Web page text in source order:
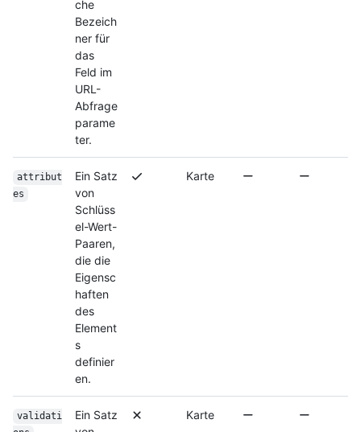
che
Bezeich
ner für
das
Feld im
URL-
Abfrage
parame
ter.
attribut
es
Ein Satz
von
Schlüss
el-Wert-
Paaren,
die die
Eigensc
haften
des
Element
s
definier
en.
Karte
validati
Ein Satz
Karte